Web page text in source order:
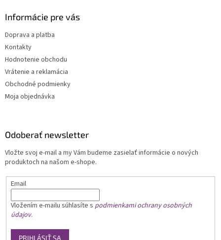
Informácie pre vás
Doprava a platba
Kontakty
Hodnotenie obchodu
Vrátenie a reklamácia
Obchodné podmienky
Moja objednávka
Odoberať newsletter
Vložte svoj e-mail a my Vám budeme zasielať informácie o nových
produktoch na našom e-shope.
Email
Vložením e-mailu súhlasíte s podmienkami ochrany osobných
údajov.
PRIHLÁSIŤ SA